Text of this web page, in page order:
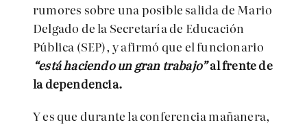
rumores sobre una posible salida de Mario
Delgado de la Secretaría de Educación
Pública (SEP), y afirmó que el funcionario
“está haciendo un gran trabajo”al frente de
la dependencia.
Y es que durante la conferencia mañanera,